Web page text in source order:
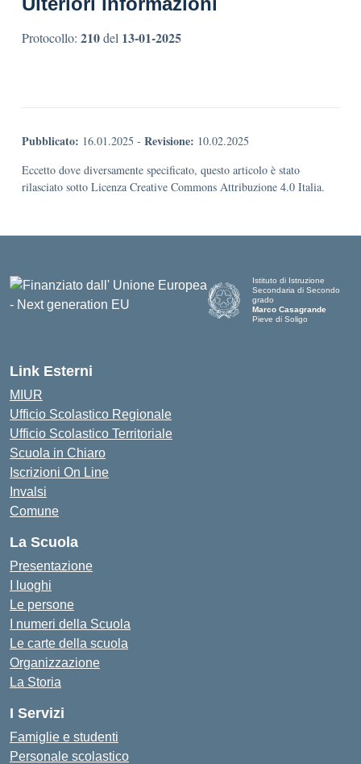
Protocollo: 210del 13-01-2025
Pubblicato: 16.01.2025 - Revisione: 10.02.2025
Eccetto dove diversamente specificato, questo articolo è stato
rilasciato sotto Licenza Creative Commons Attribuzione 4.0 Italia.
Istituto di Istruzione
Secondaria di Secondo
grado
Marco Casagrande
Pieve di Soligo
Link Esterni
MIUR
Ufficio Scolastico Regionale
Ufficio Scolastico Territoriale
Scuola in Chiaro
Iscrizioni On Line
Invalsi
Comune
La Scuola
Presentazione
I luoghi
Le persone
I numeri della Scuola
Le carte della scuola
Organizzazione
La Storia
I Servizi
Famiglie e studenti
Personale scolastico